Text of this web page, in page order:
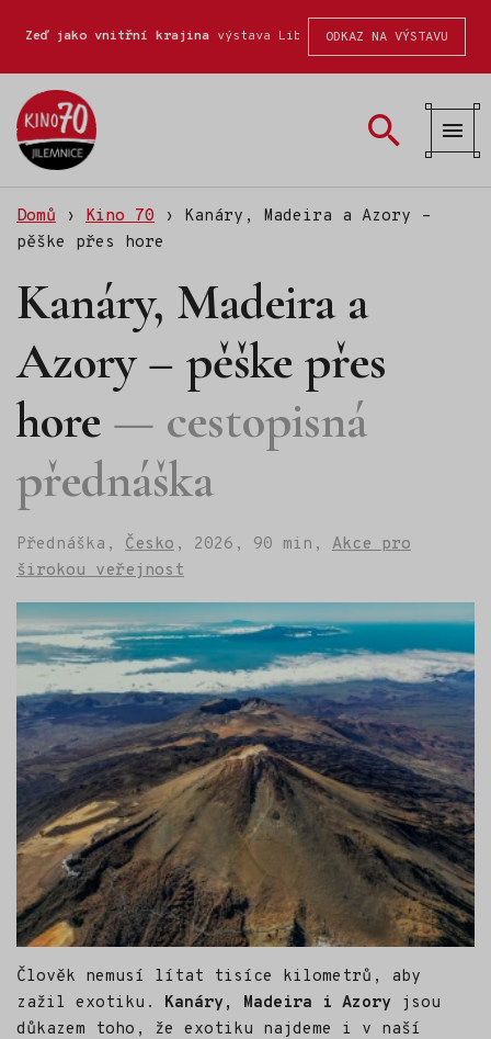
Zeď jako vnitřní krajina výstava Liberecké školy fotografické
ODKAZ NA VÝSTAVU
70
Domů › Kino 70 › Kanáry, Madeira a Azory –
pěške přes hore
Kanáry, Madeira a
Azory – pěške přes
hore
cestopisná
přednáška
Přednáška, Česko , 2026, 90 min, Akce pro
širokou veřejnost
Člověk nemusí lítat tisíce kilometrů, aby
zažil exotiku. Kanáry, Madeira i Azory jsou
důkazem toho, že exotiku najdeme i v naší